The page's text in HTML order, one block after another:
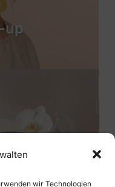
wir Technologien
up